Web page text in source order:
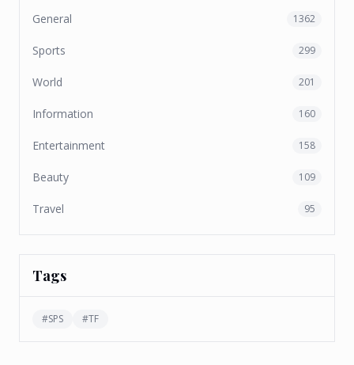
General 1362
Sports 299
World 201
Information 160
Entertainment 158
Beauty 109
Travel 95
Tags
#SPS #TF